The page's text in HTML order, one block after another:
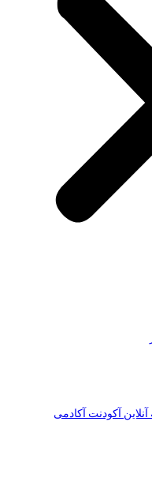
آکودنت آکادمی